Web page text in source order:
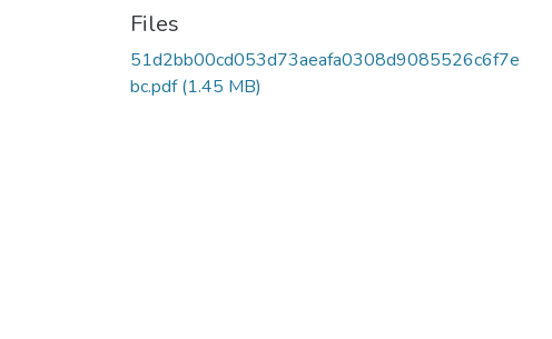
Files
51d2bb00cd053d73aeafa0308d9085526c6f7e
bc.pdf(1.45 MB)